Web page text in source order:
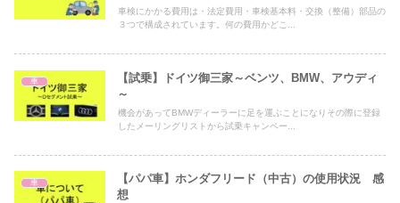
車検にかかる費用は・法定費用・車検基本料・交換（整備）部品の
３つで構成されています。何の費用かどこ...
車
【試乗】ドイツ御三家～ベンツ、BMW、アウディ
～
機会があってBMWディーラーに足を運ぶことになりその際に登録
したメーリングリストから試乗キャンペー...
車
【パパ車】ホンダフリード（中古）の使用状況 感
想